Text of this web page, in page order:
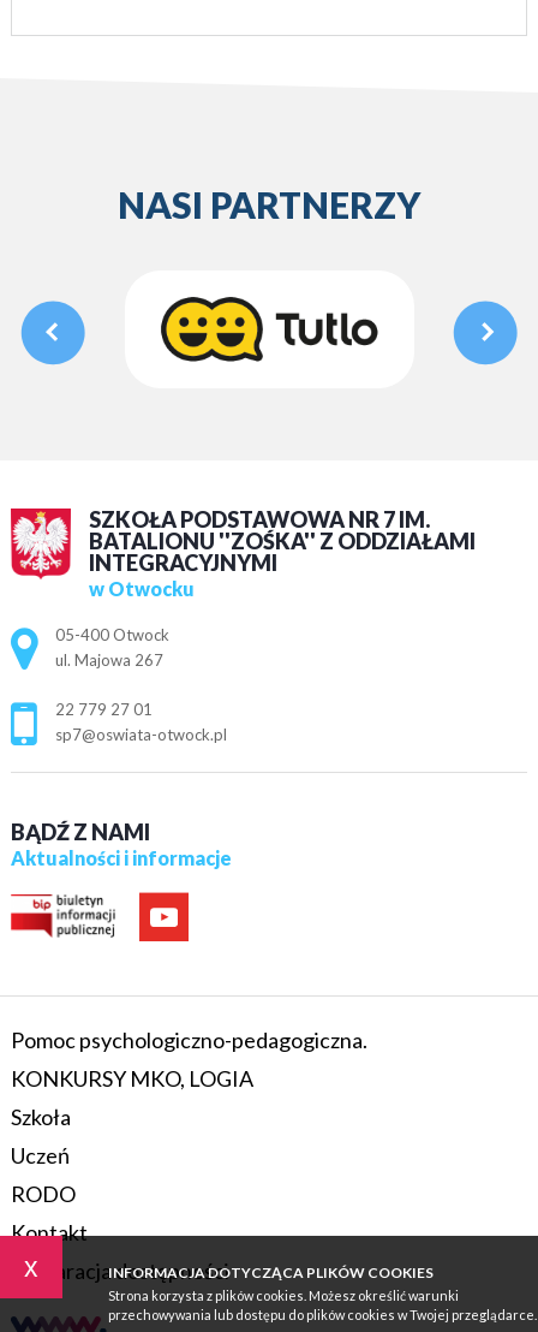
x INFORMACJA DOTYCZĄCA PLIKÓW COOKIES
Strona korzysta z plików cookies. Możesz określić warunki
przechowywania lub dostępu do plików cookies w Twojej przeglądarce.
NASI PARTNERZY
SZKOŁA PODSTAWOWA NR 7 IM.
BATALIONU ''ZOŚKA'' Z ODDZIAŁAMI
INTEGRACYJNYMI
w Otwocku
Adres pocztowy:
05-400 Otwock
ul. Majowa 267
22 779 27 01
sp7@oswiata-otwock.pl
BĄDŹ Z NAMI
Aktualności i informacje
Pomoc psychologiczno-pedagogiczna.
KONKURSY MKO, LOGIA
Szkoła
Uczeń
RODO
Kontakt
Deklaracja dostępności